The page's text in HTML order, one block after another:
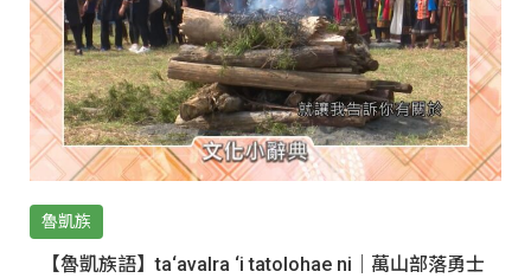
魯凱族
【魯凱族語】ta‘avalra ‘i tatolohae ni｜萬山部落勇士